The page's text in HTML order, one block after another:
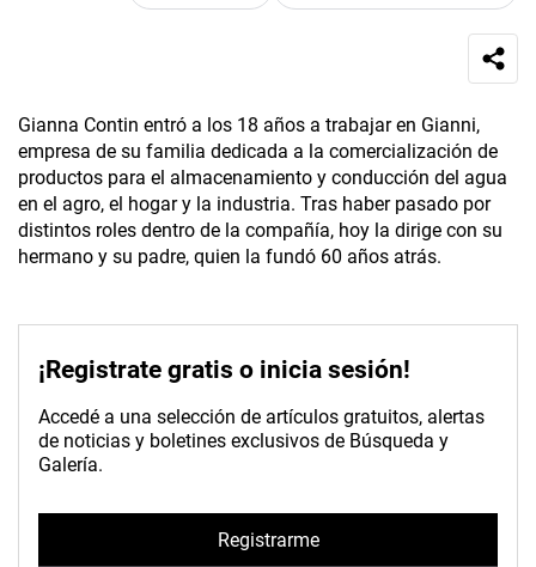
Gianna Contin entró a los 18 años a trabajar en Gianni,
empresa de su familia dedicada a la comercialización de
productos para el almacenamiento y conducción del agua
en el agro, el hogar y la industria. Tras haber pasado por
distintos roles dentro de la compañía, hoy la dirige con su
hermano y su padre, quien la fundó 60 años atrás.
¡Registrate gratis o inicia sesión!
Accedé a una selección de artículos gratuitos, alertas
de noticias y boletines exclusivos de Búsqueda y
Galería.
Registrarme